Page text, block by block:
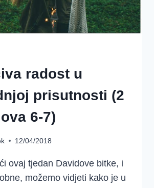
radost u
prisutnosti (2
6-7)
12/04/2018
ovaj tjedan Davidove bitke, i
možemo vidjeti kako je u